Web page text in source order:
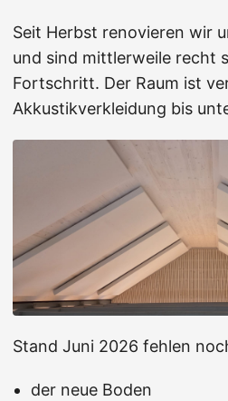
Seit Herbst renovieren wir
und sind mittlerweile recht
Fortschritt. Der Raum ist
Akkustikverkleidung bis
Stand Juni 2026 fehlen
der neue Boden